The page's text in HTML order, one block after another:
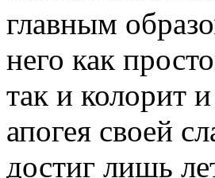
главным
него как
так и колорит
апогея своей
достиг лишь